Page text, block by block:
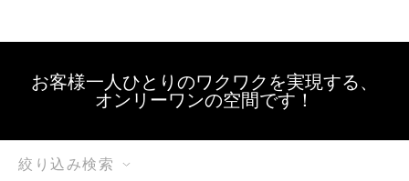
お客様一人ひとりのワクワクを実現する、
オンリーワンの空間です！
絞り込み検索